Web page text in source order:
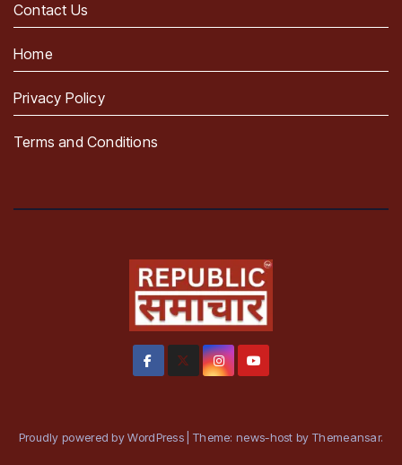
Contact Us
Home
Privacy Policy
Terms and Conditions
Proudly powered by WordPress Theme: news-host by Themeansar.